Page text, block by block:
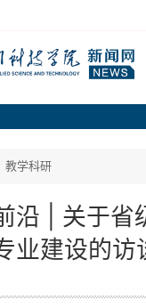
教学科研
沿 | 关于省
业建设的访